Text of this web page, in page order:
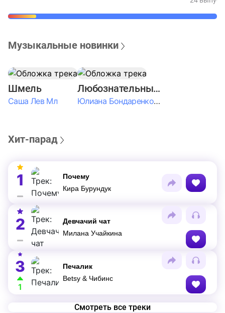
Музыкальные новинки
Шмель
Саша Лев Мл
Любознательные Дети
Юлиана Бондаренко & Амелия Колпакова & Егор Егоров & Валерия Шевченко & Ксюша Косичкина
Хит-парад
1
Почему
Кира Бурундук
2
Девчачий чат
Милана Учайкина
3
1
Печалик
Betsy & Чибинс
Смотреть все треки